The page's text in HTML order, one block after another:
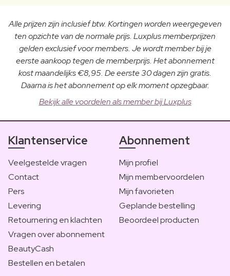
Alle prijzen zijn inclusief btw. Kortingen worden weergegeven
ten opzichte van de normale prijs. Luxplus memberprijzen
gelden exclusief voor members. Je wordt member bij je
eerste aankoop tegen de memberprijs. Het abonnement
kost maandelijks €8,95. De eerste 30 dagen zijn gratis.
Daarna is het abonnement op elk moment opzegbaar.
Bekijk alle voordelen als member bij Luxplus
Klantenservice
Veelgestelde vragen
Contact
Pers
Levering
Retournering en klachten
Vragen over abonnement
BeautyCash
Bestellen en betalen
Abonnement
Mijn profiel
Mijn membervoordelen
Mijn favorieten
Geplande bestelling
Beoordeel producten